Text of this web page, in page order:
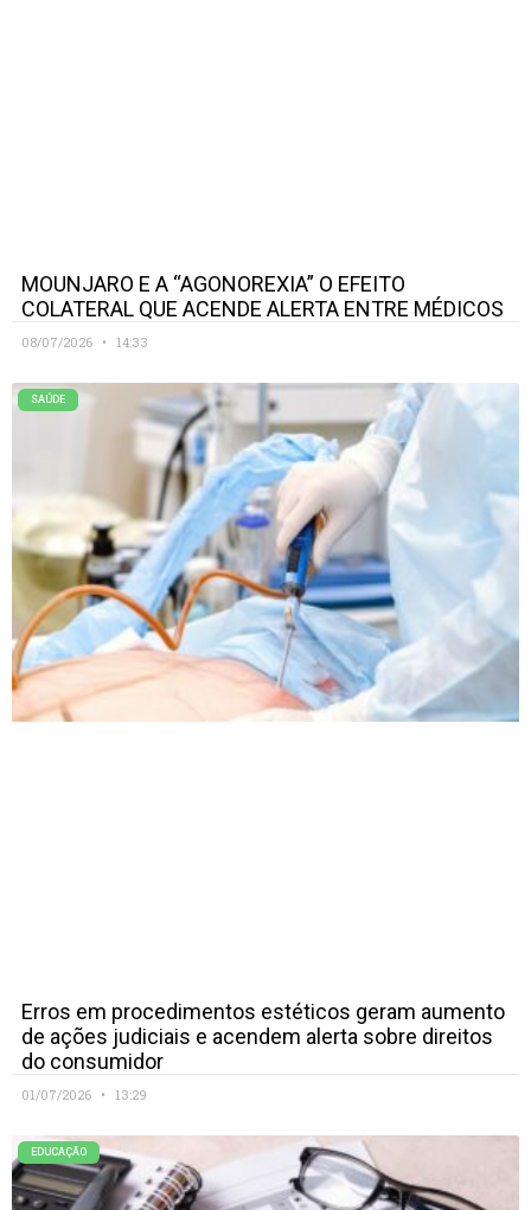
MOUNJARO E A “AGONOREXIA” O EFEITO
COLATERAL QUE ACENDE ALERTA ENTRE MÉDICOS
08/07/2026 14:33
SAÚDE
Erros em procedimentos estéticos geram aumento
de ações judiciais e acendem alerta sobre direitos
do consumidor
01/07/2026 13:29
EDUCAÇÃO